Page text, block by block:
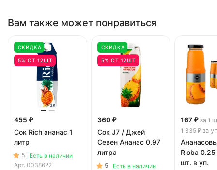
Вам также может понравиться
СКИДКА
5% ОТ 12ШТ
455 ₽
Сок Rich ананас 1
литр
5
Есть в наличии
Арт. 0038622
СКИДКА
5% ОТ 12ШТ
360 ₽
Сок J7 / Джей
Севен Ананас 0.97
литра
5
Есть в наличии
167 ₽ за 1
1 335 ₽ за
Rioba
шт. в уп.